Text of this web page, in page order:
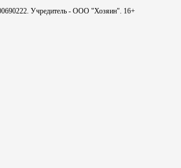
Учредитель - ООО "Хозяин". 16+